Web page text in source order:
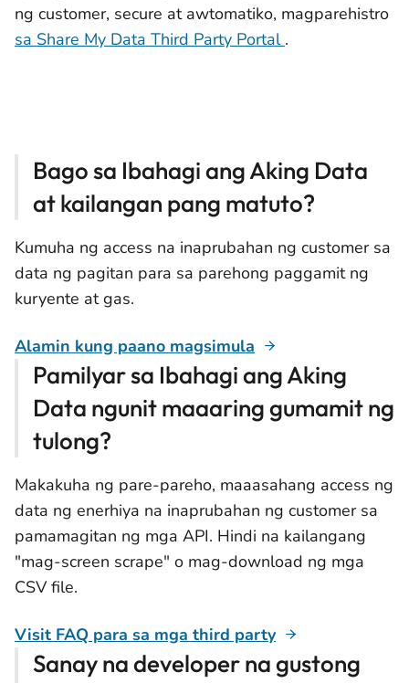
ng customer, secure at awtomatiko, magparehistro
sa Share My Data Third Party Portal .
Bago sa Ibahagi ang Aking Data
at kailangan pang matuto?
Kumuha ng access na inaprubahan ng customer sa
data ng pagitan para sa parehong paggamit ng
kuryente at gas.
Alamin kung paano magsimula
Pamilyar sa Ibahagi ang Aking
Data ngunit maaaring gumamit ng
tulong?
Makakuha ng pare-pareho, maaasahang access ng
data ng enerhiya na inaprubahan ng customer sa
pamamagitan ng mga API. Hindi na kailangang
"mag-screen scrape" o mag-download ng mga
CSV file.
Visit FAQ para sa mga third party
Sanay na developer na gustong